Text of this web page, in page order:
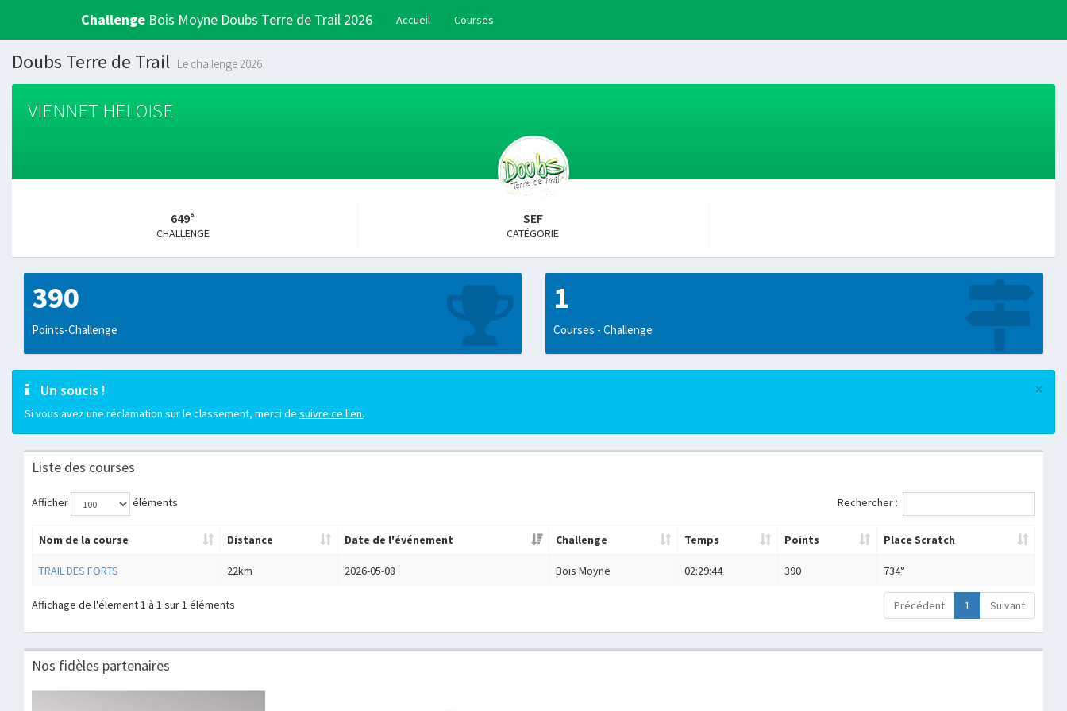
Challenge Bois Moyne Doubs Terre de Trail 2026 Accueil Courses
Doubs Terre de Trail Le challenge 2026
VIENNET HELOISE
649°
CHALLENGE
SEF
CATÉGORIE
390
Points-Challenge
1
Courses - Challenge
×
Un soucis !
Si vous avez une réclamation sur le classement, merci de suivre ce lien.
Liste des courses
Afficher éléments Rechercher :
Nom de la course Distance Date de l'événement Challenge Temps Points Place Scratch
TRAIL DES FORTS 22km 2026-05-08 Bois Moyne 02:29:44 390 734°
Affichage de l'élement 1 à 1 sur 1 éléments Précédent 1 Suivant
Nos fidèles partenaires